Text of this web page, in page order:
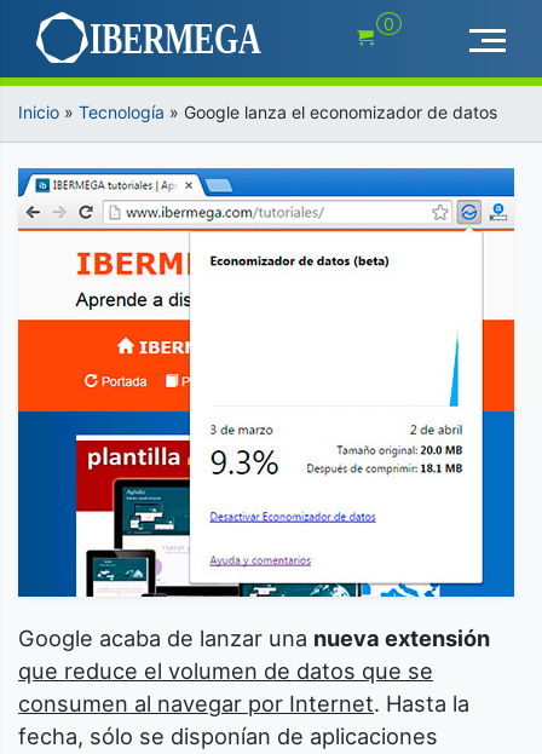
contenido
0
Inicio » Tecnología » Google lanza el economizador de datos
Google acaba de lanzar una nueva extensión
que reduce el volumen de datos que se
consumen al navegar por Internet. Hasta la
fecha, sólo se disponían de aplicaciones